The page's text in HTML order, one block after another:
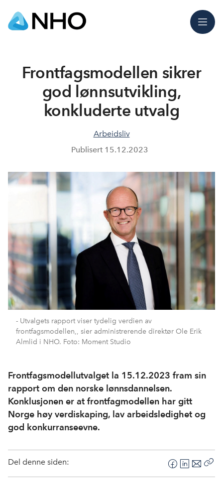
Meny
Frontfagsmodellen sikrer
god lønnsutvikling,
konkluderte utvalg
Arbeidsliv
Publisert 15.12.2023
- Utvalgets rapport viser tydelig verdien av
frontfagsmodellen,, sier administrerende direktør Ole Erik
Almlid i NHO. Foto: Moment Studio
Frontfagsmodellutvalget la 15.12.2023 fram sin
rapport om den norske lønnsdannelsen.
Konklusjonen er at frontfagmodellen har gitt
Norge høy verdiskaping, lav arbeidsledighet og
god konkurranseevne.
Del denne siden:
F
L
E